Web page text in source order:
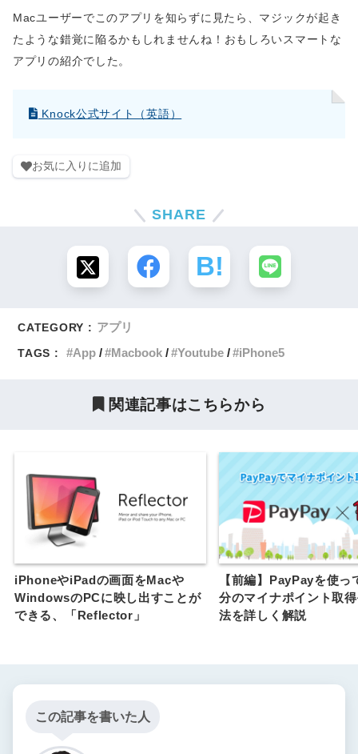
Macユーザーでこのアプリを知らずに見たら、マジックが起き
たような錯覚に陥るかもしれませんね！おもしろいスマートな
アプリの紹介でした。
Knock公式サイト（英語）
お気に入りに追加
SHARE
CATEGORY : アプリ
TAGS : App Macbook Youtube iPhone5
関連記事はこちらから
iPhoneやiPadの画面をMacや
WindowsのPCに映し出すことが
できる、「Reflector」
【前編】PayPayを使っ
分のマイナポイント取
法を詳しく解説
この記事を書いた人